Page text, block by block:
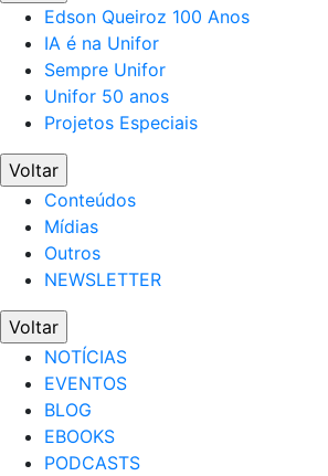
Edson Queiroz 100 Anos
IA é na Unifor
Sempre Unifor
Unifor 50 anos
Projetos Especiais
Voltar
Conteúdos
Mídias
Outros
NEWSLETTER
Voltar
NOTÍCIAS
EVENTOS
BLOG
EBOOKS
PODCASTS